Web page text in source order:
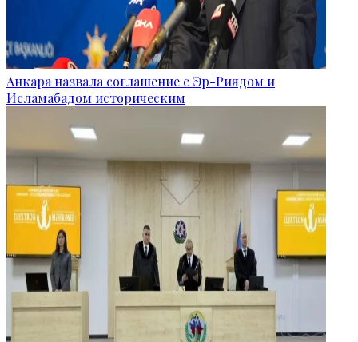
Анкара назвала соглашение с Эр-Риядом и
Исламабадом историческим